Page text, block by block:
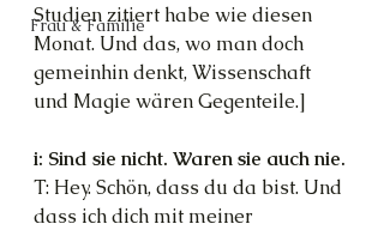
Frau & Familie
Studien zitiert habe wie diesen
Monat. Und das, wo man doch
gemeinhin denkt, Wissenschaft
und Magie wären Gegenteile.]
i: Sind sie nicht. Waren sie auch nie.
T: Hey. Schön, dass du da bist. Und
dass ich dich mit meiner